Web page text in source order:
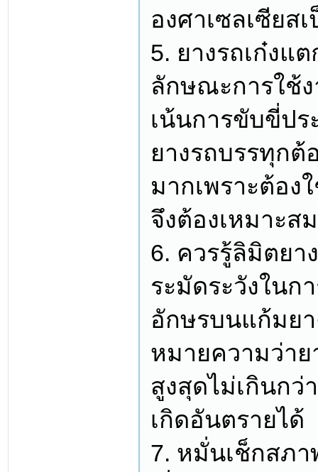
องศาเซลเซียส
5. ยางรถเก๋งแ
ลักษณะการใช้ง
เน้นการขับขี่ปร
ยางรถบรรทุก
มากเพราะต้อง
จึงต้องเหมาะส
6. ควรรู้ลิมิตยา
ระมัดระวังในก
อักษรบนแก้มย
หมายความว่าย
สูงสุดไม่เกินกว่
เกิดอันตรายได้
7. หมั่นเช็กสภ